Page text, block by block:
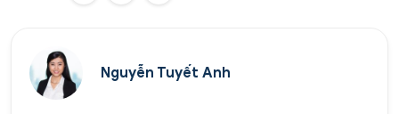
Nguyễn Tuyết Anh